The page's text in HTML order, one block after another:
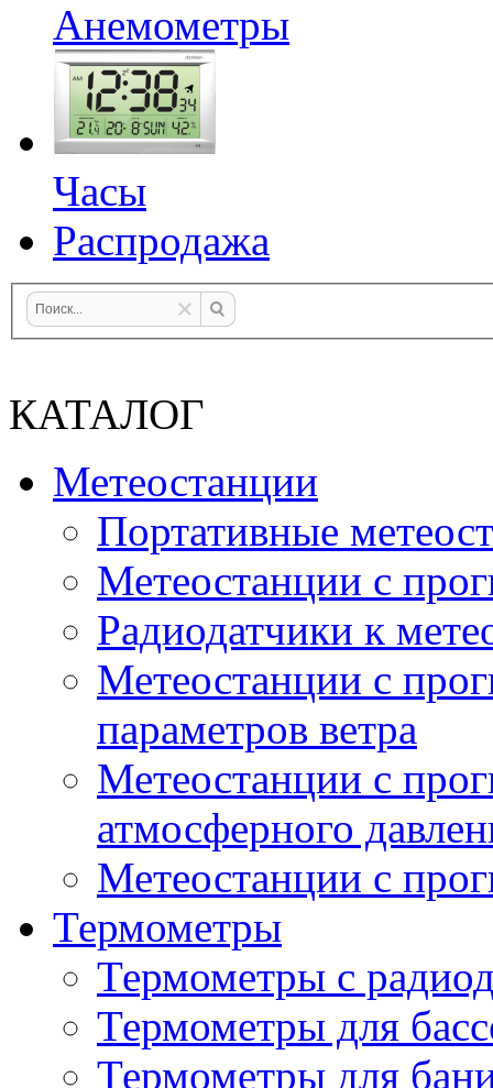
Анемометры
Часы
Распродажа
КАТАЛОГ
Метеостанции
Портативные
Метеостанции с
Радиодатчики к
Метеостанции с
параметров ветра
Метеостанции с
атмосферного
Метеостанции с
Термометры
Термометры с
Термометры для
Термометры для